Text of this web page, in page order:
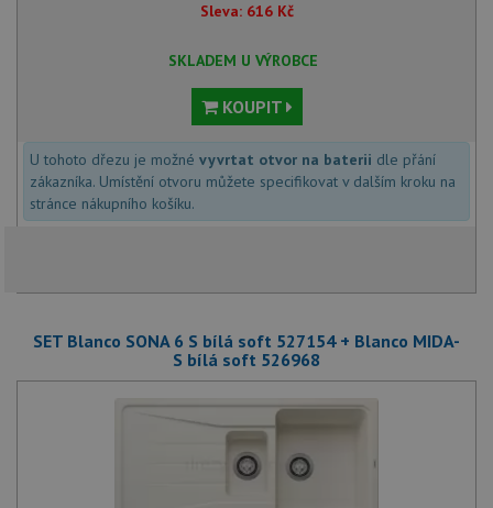
Sleva: 616 Kč
SKLADEM U VÝROBCE
KOUPIT
U tohoto dřezu je možné vyvrtat otvor na baterii dle přání
zákazníka. Umístění otvoru můžete specifikovat v dalším kroku na
stránce nákupního košíku.
SET Blanco SONA 6 S bílá soft 527154 + Blanco MIDA-
S bílá soft 526968